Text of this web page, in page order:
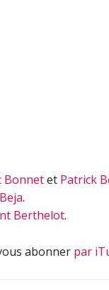
Bonnetet Patrick
.
Berthelot.
abonner par